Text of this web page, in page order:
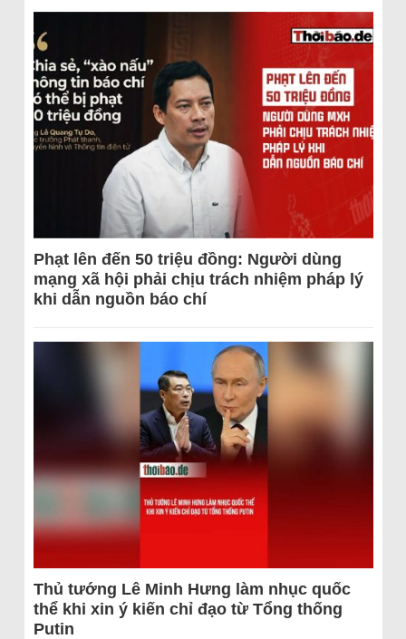
Phạt lên đến 50 triệu đồng: Người dùng
mạng xã hội phải chịu trách nhiệm pháp lý
khi dẫn nguồn báo chí
Thủ tướng Lê Minh Hưng làm nhục quốc
thể khi xin ý kiến chỉ đạo từ Tổng thống
Putin